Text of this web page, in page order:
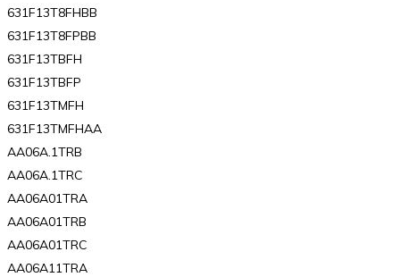
631F13T8FHBB
631F13T8FPBB
631F13TBFH
631F13TBFP
631F13TMFH
631F13TMFHAA
AA06A.1TRB
AA06A.1TRC
AA06A01TRA
AA06A01TRB
AA06A01TRC
AA06A11TRA